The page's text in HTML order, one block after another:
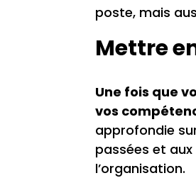
poste, mais
Mettre
Une fois que
vos
approfondie
passées et
l’organisation.